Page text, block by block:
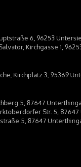
6, 96253
Kirchgasse 1,
Kirchplatz 3, 95369
5, 87647
Str. 5,
5, 87647